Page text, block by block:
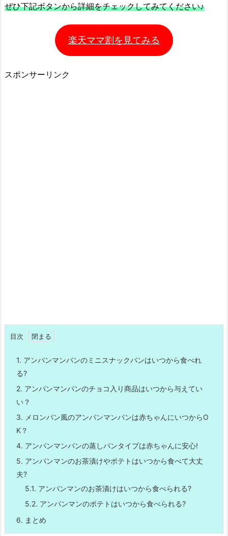
ぜひ下記ボタンから詳細をチェックしてみてください♪
楽天ママ割を見てみる
スポンサーリンク
目次
1. アンパンマンパンのミニスナックパンはいつから食べれ
る?
2. アンパンマンパンのチョコ入り商品はいつから与えてい
い？
3. メロンパン風のアンパンマンパンは赤ちゃんにいつからO
K？
4. アンパンマンパンの蒸しパンタイプは赤ちゃんに安心!
5. アンパンマンのお茶漬けやポテトはいつから食べて大丈
夫?
5.1. アンパンマンのお茶漬けはいつから食べられる?
5.2. アンパンマンのポテトはいつから食べられる?
6. まとめ